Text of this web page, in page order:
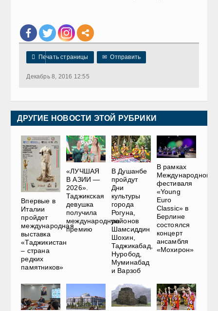
 Печать страницы ✉ Отправить
Декабрь 8, 2016 12:55
ДРУГИЕ НОВОСТИ ЭТОЙ РУБРИКИ
Впервые в
Италии
пройдет
международная
выставка
«Таджикистан
– страна
редких
памятников»
«ЛУЧШАЯ
В АЗИИ —
2026».
Таджикская
девушка
получила
международную
премию
В Душанбе
пройдут
Дни
культуры
города
Рогуна,
районов
Шамсиддин
Шохин,
Таджикабад,
Нуробод,
Муминабад
и Варзоб
В рамках
Международного
фестиваля
«Young
Euro
Classic» в
Берлине
состоялся
концерт
ансамбля
«Мохирон»